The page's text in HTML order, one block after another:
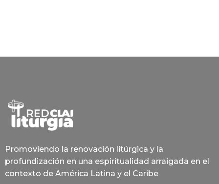
Promoviendo la renovación litúrgica y la
profundización en una espiritualidad arraigada en el
contexto de América Latina y el Caribe